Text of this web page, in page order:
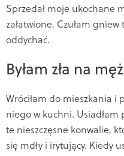
Sprzedał moje ukochane
załatwione. Czułam
oddychać.
Byłam zła na
Wróciłam do mieszkania i
niego w kuchni. Usiadłam
te nieszczęsne konwalie,
się mdły i irytujący. Kiedy